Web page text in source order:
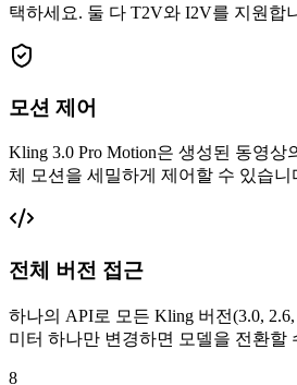
택하세요. 둘 다 T2V와 I2V를 지원합
모션 제어
Kling 3.0 Pro Motion은 생성된 동영
체 모션을 세밀하게 제어할 수 있습니
전체 버전 접근
하나의 API로 모든 Kling 버전(3.0,
미터 하나만 변경하면 모델을 전환할
8